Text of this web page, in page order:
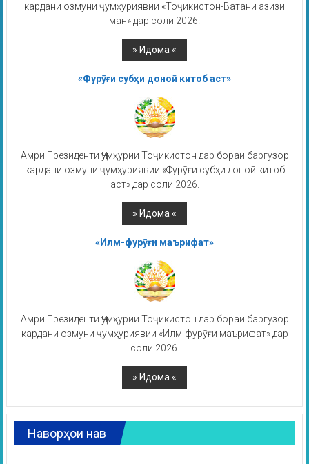
кардани озмуни ҷумҳуриявии «Тоҷикистон-Ватани азизи
ман» дар соли 2026.
«Фурӯғи субҳи доноӣ китоб аст»
Амри Президенти Ҷумҳурии Тоҷикистон дар бораи баргузор
кардани озмуни ҷумҳуриявии «Фурӯғи субҳи доноӣ китоб
аст» дар соли 2026.
«Илм-фурӯғи маърифат»
Амри Президенти Ҷумҳурии Тоҷикистон дар бораи баргузор
кардани озмуни ҷумҳуриявии «Илм-фурӯғи маърифат» дар
соли 2026.
Наворҳои нав